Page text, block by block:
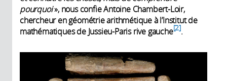
pourquoi», nous confie Antoine Chambert-Loir,
chercheur en géométrie arithmétique à l’Institut de
mathématiques de Jussieu-Paris rive gauche 2 .